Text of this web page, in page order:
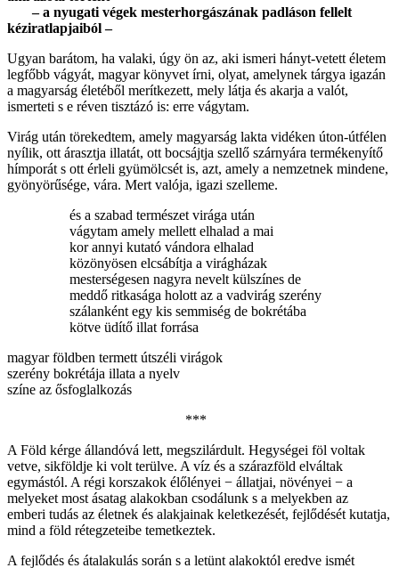
– a nyugati végek mesterhorgászának padláson fellelt
kéziratlapjaiból –
Ugyan barátom, ha valaki, úgy ön az, aki ismeri hányt-vetett életem
legfőbb vágyát, magyar könyvet írni, olyat, amelynek tárgya igazán
a magyarság életéből merítkezett, mely látja és akarja a valót,
ismerteti s e réven tisztázó is: erre vágytam.
Virág után törekedtem, amely magyarság lakta vidéken úton-útfélen
nyílik, ott árasztja illatát, ott bocsájtja szellő szárnyára termékenyítő
hímporát s ott érleli gyümölcsét is, azt, amely a nemzetnek mindene,
gyönyörűsége, vára. Mert valója, igazi szelleme.
és a szabad természet virága után
vágytam amely mellett elhalad a mai
kor annyi kutató vándora elhalad
közönyösen elcsábítja a virágházak
mesterségesen nagyra nevelt külszínes de
meddő ritkasága holott az a vadvirág szerény
szálanként egy kis semmiség de bokrétába
kötve üdítő illat forrása
magyar földben termett útszéli virágok
szerény bokrétája illata a nyelv
színe az ősfoglalkozás
***
A Föld kérge állandóvá lett, megszilárdult. Hegységei föl voltak
vetve, sikföldje ki volt terülve. A víz és a szárazföld elváltak
egymástól. A régi korszakok élőlényei − állatjai, növényei − a
melyeket most ásatag alakokban csodálunk s a melyekben az
emberi tudás az életnek és alakjainak keletkezését, fejlődését kutatja,
mind a föld rétegzeteibe temetkeztek.
A fejlődés és átalakulás során s a letünt alakoktól eredve ismét